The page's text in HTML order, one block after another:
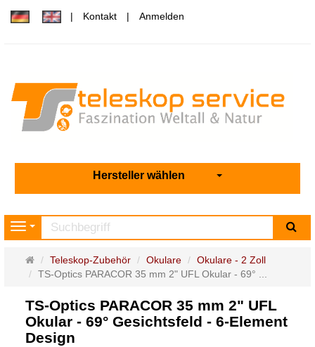
Kontakt Anmelden
Hersteller wählen
Navigation
Startseite
Teleskop-Zubehör Okulare
Okulare - 2 Zoll
TS-Optics PARACOR 35 mm 2" UFL Okular - 69° ...
TS-Optics PARACOR 35 mm 2" UFL
Okular - 69° Gesichtsfeld - 6-Element
Design